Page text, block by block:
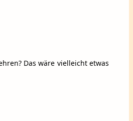
Das wäre vielleicht etwas